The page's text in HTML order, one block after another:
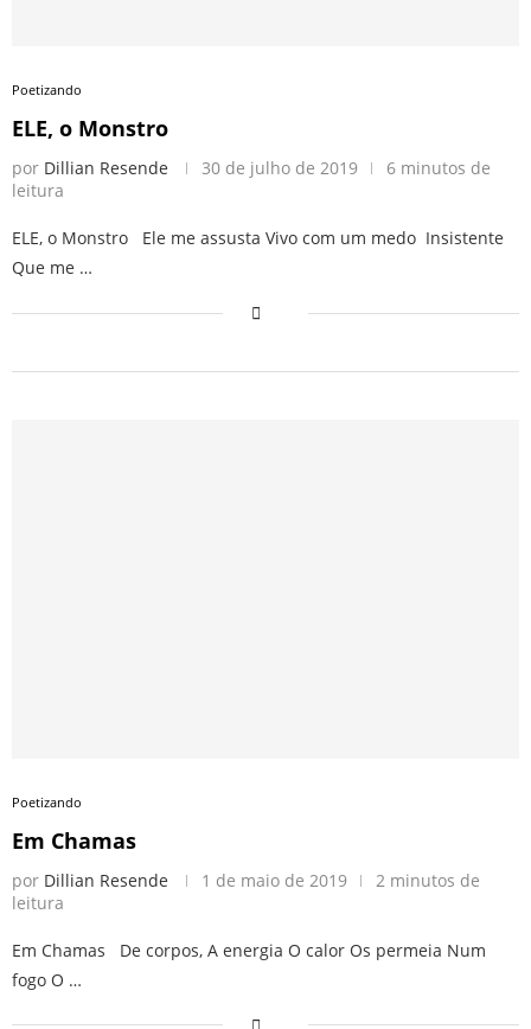
Poetizando
ELE, o Monstro
por Dillian Resende 30 de julho de 2019
6 minutos de
leitura
ELE, o Monstro Ele me assusta Vivo com um medo Insistente
Que me …
Poetizando
Em Chamas
por Dillian Resende 1 de maio de 2019
2 minutos de
leitura
Em Chamas De corpos, A energia O calor Os permeia Num
fogo O …